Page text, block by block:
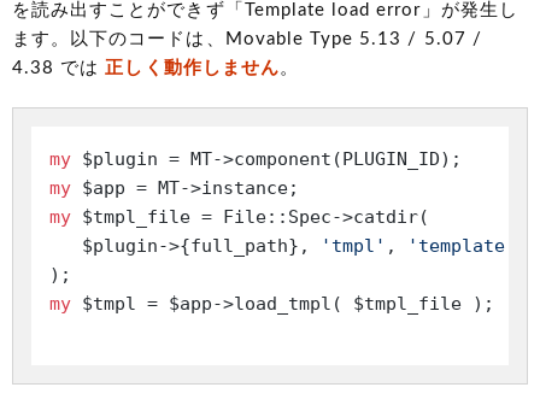
を読み出すことができず「Template load error」が発生し
ます。以下のコードは、Movable Type 5.13 / 5.07 /
4.38 では正しく動作しません。
my
my
my $tmpl_file = File::Spec->catdir(
   $plugin->{full_path},
'tmpl' ,
my $tmpl = $app->load_tmpl( $tmpl_file );